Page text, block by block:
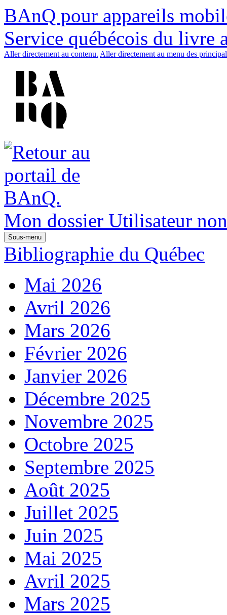
BAnQ pour appareils
Service québécois du livre
Aller directement au contenu. Aller directement au menu des
Mon dossier Utilisateur
Sous-menu
Bibliographie du Québec
Mai 2026
Avril 2026
Mars 2026
Février 2026
Janvier 2026
Décembre 2025
Novembre 2025
Octobre 2025
Septembre 2025
Août 2025
Juillet 2025
Juin 2025
Mai 2025
Avril 2025
Mars 2025